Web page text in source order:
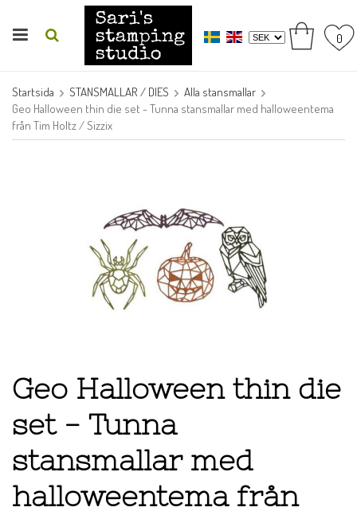
0
Startsida STANSMALLAR / DIES
Alla stansmallar
Geo Halloween thin die set - Tunna stansmallar med halloweentema
från Tim Holtz / Sizzix
Geo Halloween thin die
set - Tunna
stansmallar med
halloweentema från